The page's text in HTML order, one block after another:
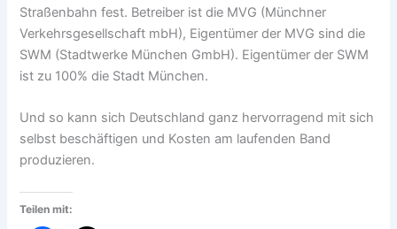
Straßenbahn fest. Betreiber ist die MVG (Münchner
Verkehrsgesellschaft mbH), Eigentümer der MVG sind die
SWM (Stadtwerke München GmbH). Eigentümer der SWM
ist zu 100% die Stadt München.
Und so kann sich Deutschland ganz hervorragend mit sich
selbst beschäftigen und Kosten am laufenden Band
produzieren.
Teilen mit: